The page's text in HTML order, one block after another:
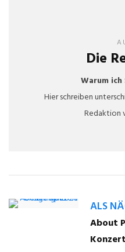
Die
Warum
Hier schreiben
Redaktion
ALS
About